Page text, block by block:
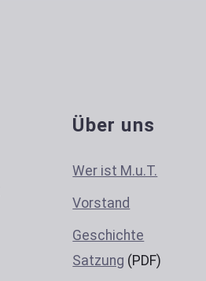
Über uns
Wer ist M.u.T.
Vorstand
Geschichte
Satzung (PDF)